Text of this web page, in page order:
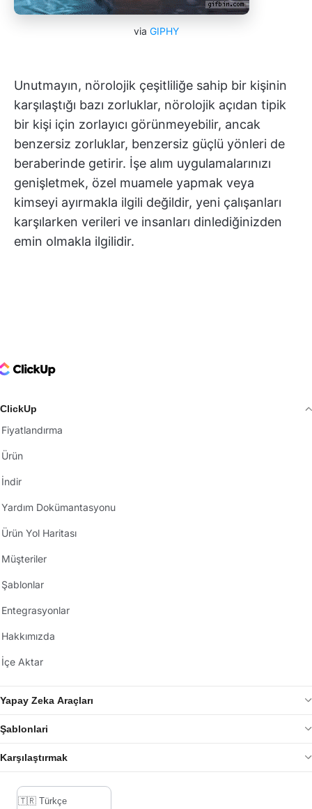
via GIPHY
Unutmayın, nörolojik çeşitliliğe sahip bir kişinin
karşılaştığı bazı zorluklar, nörolojik açıdan tipik
bir kişi için zorlayıcı görünmeyebilir, ancak
benzersiz zorluklar, benzersiz güçlü yönleri de
beraberinde getirir. İşe alım uygulamalarınızı
genişletmek, özel muamele yapmak veya
kimseyi ayırmakla ilgili değildir, yeni çalışanları
karşılarken verileri ve insanları dinlediğinizden
emin olmakla ilgilidir.
Logo
ClickUp
Fiyatlandırma
Ürün
İndir
Yardım Dokümantasyonu
Ürün Yol Haritası
Müşteriler
Şablonlar
Entegrasyonlar
Hakkımızda
İçe Aktar
Yapay Zeka Araçları
Şablonlari
Karşılaştırmak